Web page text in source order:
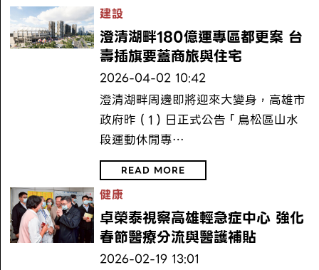
建設
澄清湖畔180億運專區都更案 台
壽插旗要蓋商旅與住宅
2026-04-02 10:42
澄清湖畔周邊即將迎來大變身，高雄市
政府昨（1）日正式公告「鳥松區山水
段運動休閒專…
READ MORE
健康
卓榮泰視察高雄輕急症中心 強化
春節醫療分流與醫護補貼
2026-02-19 13:01